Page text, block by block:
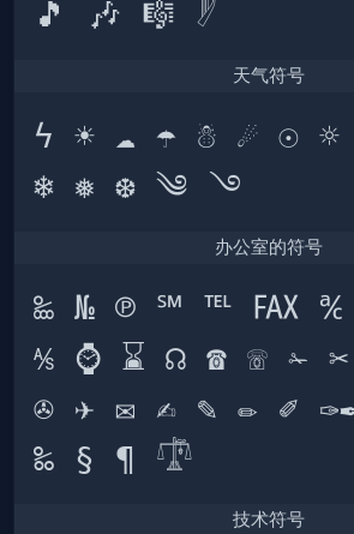
天气符号
ϟ ☀ ☁ ☂ ☃ ☄ ☉ ☼
办公室的符号
‱ № ℗ ℠ ℡ ℻ ℀
⅍ ⌚ ⌛ ☊ ☎ ☏ ✁
✇ ✈ ✉ ✍ ✎ ✏ ✐
技术符号